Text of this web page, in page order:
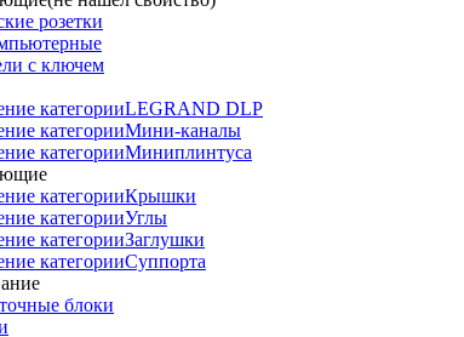
розетки
с ключем
LEGRAND DLP
Мини-каналы
Миниплинтуса
Крышки
Углы
Заглушки
Суппорта
блоки